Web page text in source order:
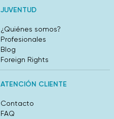
JUVENTUD
¿Quiénes somos?
Profesionales
Blog
Foreign Rights
ATENCIÓN CLIENTE
Contacto
FAQ